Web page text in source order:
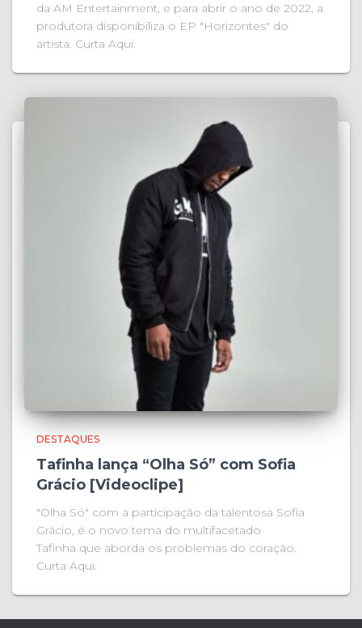
da AM Entertainment, e para abrir o ano de 2022, a
produtora disponibiliza o EP "Horizontes" do
artista. Curta Aqui.
DESTAQUES
Tafinha lança “Olha Só” com Sofia
Grácio [Videoclipe]
"Olha Só" com a participação da talentosa Sofia
Grácio, é o novo tema do multifacetado
Tafinha que aborda os problemas do coração.
Curta Aqui.